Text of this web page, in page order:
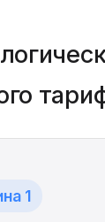
1